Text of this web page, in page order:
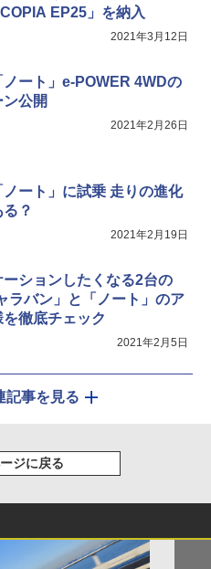
EP25」を納入
2021年3月12日
ノート」e-POWER 4WDの
公開
2021年2月26日
ノート」に試乗 走りの進化
？
2021年2月19日
ーションしたくなる2台の
ラバン」と「ノート」のア
徹底チェック
2021年2月5日
記事を見る
ジに戻る